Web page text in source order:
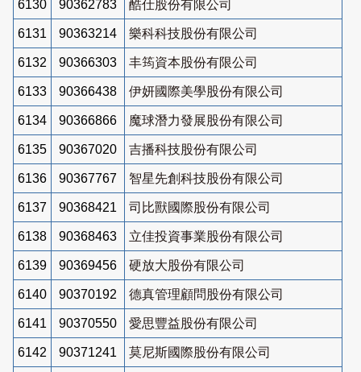
6130 90362783 酷仕股份有限公司
6131 90363214 樂科科技股份有限公司
6132 90366303 丰筠資本股份有限公司
6133 90366438 伊妍國際美學股份有限公司
6134 90366866 魔球潛力發展股份有限公司
6135 90367020 吉播科技股份有限公司
6136 90367767 智星先創科技股份有限公司
6137 90368421 司比獸國際股份有限公司
6138 90368463 立佳投資事業股份有限公司
6139 90369456 硬放大股份有限公司
6140 90370192 德真管理顧問股份有限公司
6141 90370550 愛思豐益股份有限公司
6142 90371241 莫尼斯國際股份有限公司